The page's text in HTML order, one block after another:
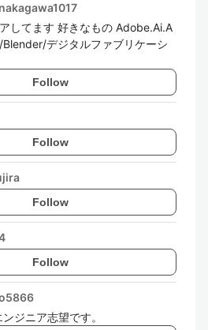
nakagawa1017
してます 好きなもの Adobe.Ai.A
デジタルファブリケーシ
Follow
Follow
Follow
Follow
ジニア志望です。